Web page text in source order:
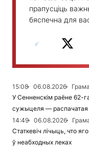
прапусціць
бяспечна для
15:08 06.08.2026
У Сенненскім раёне 62-
сужыцеля — распачатая
14:49
06.08.2026
Статкевіч лічыць, что
ў неабходных леках